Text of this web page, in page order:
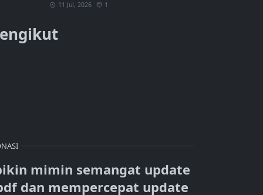
11 Jul, 2026 1
mimin semangat update
dan mempercepat update